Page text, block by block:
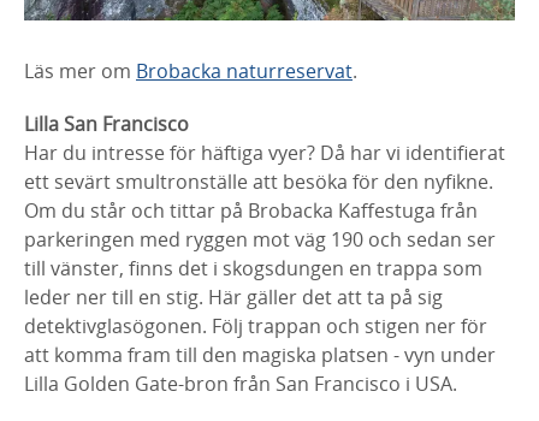
Läs mer om Brobacka naturreservat.
Lilla San Francisco
Har du intresse för häftiga vyer? Då har vi identifierat
ett sevärt smultronställe att besöka för den nyfikne.
Om du står och tittar på Brobacka Kaffestuga från
parkeringen med ryggen mot väg 190 och sedan ser
till vänster, finns det i skogsdungen en trappa som
leder ner till en stig. Här gäller det att ta på sig
detektivglasögonen. Följ trappan och stigen ner för
att komma fram till den magiska platsen - vyn under
Lilla Golden Gate-bron från San Francisco i USA.